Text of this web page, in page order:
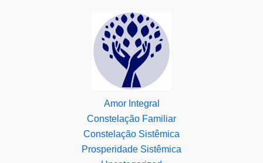
Amor Integral
Constelação Familiar
Constelação Sistêmica
Prosperidade Sistêmica